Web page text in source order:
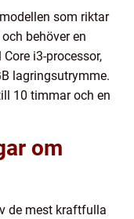
som riktar
behöver en
i3-processor,
lagringsutrymme.
10 timmar och en
om
de mest kraftfulla